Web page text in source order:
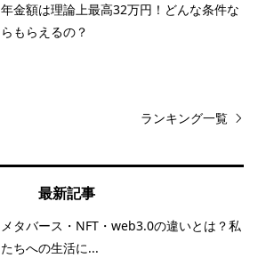
年金額は理論上最高32万円！どんな条件な
らもらえるの？
ランキング一覧
最新記事
メタバース・NFT・web3.0の違いとは？私
たちへの生活に...